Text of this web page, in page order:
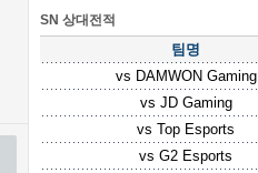
SN 상대전적
팀명
vs DAMWON Gaming
vs JD Gaming
vs Top Esports
vs G2 Esports